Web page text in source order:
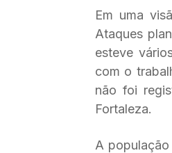
Em uma
Ataques
esteve
com o
não foi
Fortaleza.
A população